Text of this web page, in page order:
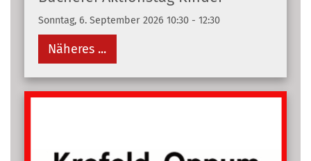
Sonntag, 6. September 2026 10:30 - 12:30
Näheres ...